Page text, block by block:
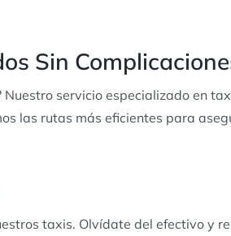
Sin
servicio especializado en
las rutas más eficientes para
taxis. Olvídate del efectivo y